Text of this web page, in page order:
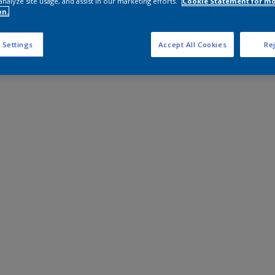
Settings Accept All Cookies